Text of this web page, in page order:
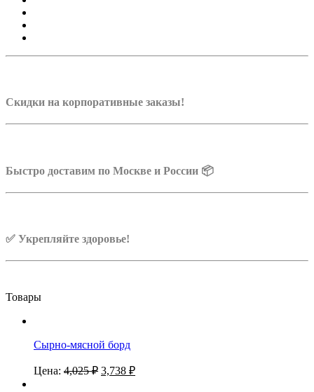
Скидки на корпоративные заказы!
Быстро доставим по Москве и России 📦
✅ Укрепляйте здоровье!
Товары
Сырно-мясной борд
Цена: 4,025₽ 3,738 ₽